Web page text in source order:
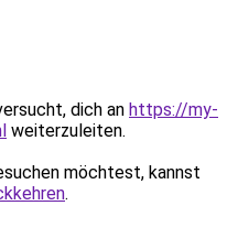
dich an https://my-
weiterzuleiten.
möchtest, kannst
.